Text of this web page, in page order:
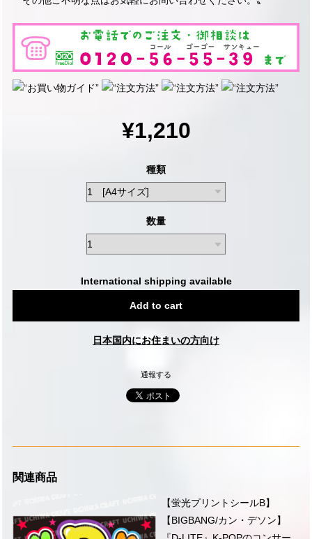
¥1,210
種類
数量
International shipping available
Add to cart
日本国内にお住まいの方向け
通報する
関連商品
【蛍光プリントシールB】
【BIGBANG/カン・デソン】